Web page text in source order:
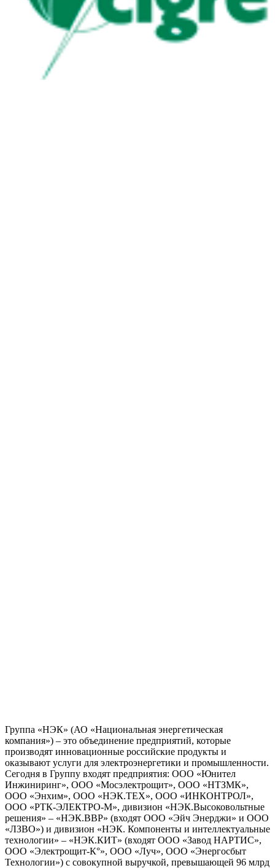
Группа «НЭК» (АО «Национальная энергетическая
компания») – это объединение предприятий, которые
производят инновационные российские продукты и
оказывают услуги для электроэнергетики и промышленности.
Сегодня в Группу входят предприятия: ООО «Юнител
Инжиниринг», ООО «Мосэлектрощит», ООО «НТЗМК»,
ООО «Энхим», ООО «НЭК.ТЕХ», ООО «ИНКОНТРОЛ»,
ООО «РТК-ЭЛЕКТРО-М», дивизион «НЭК.Высоковольтные
решения» – «НЭК.ВВР» (входят ООО «Эйч Энерджи» и ООО
«ЛЗВО») и дивизион «НЭК. Компоненты и интеллектуальные
технологии» – «НЭК.КИТ» (входят ООО «Завод НАРТИС»,
ООО «Электрощит-К°», ООО «Луч», ООО «Энергосбыт
Технологии») с совокупной выручкой, превышающей 96 млрд